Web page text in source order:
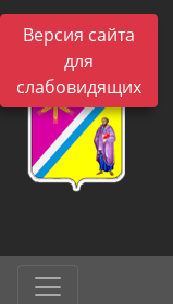
Версия сайта
для
слабовидящих